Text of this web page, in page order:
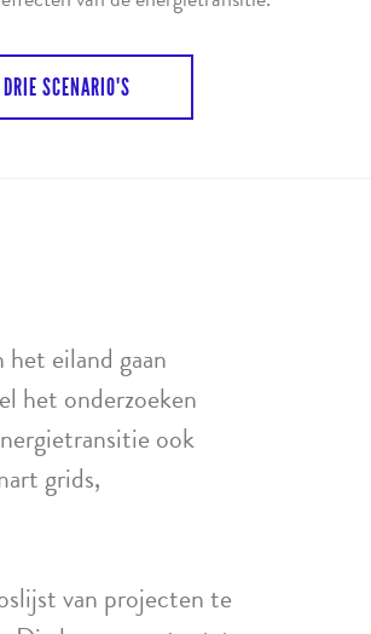
SCENARIO'S
eiland gaan
het onderzoeken
ook
grids,
van projecten te